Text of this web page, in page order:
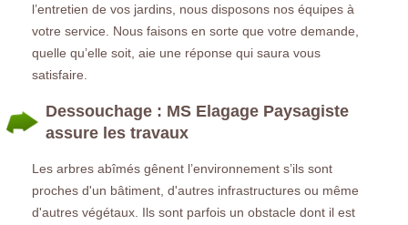
l’entretien de vos jardins, nous disposons nos équipes à
votre service. Nous faisons en sorte que votre demande,
quelle qu’elle soit, aie une réponse qui saura vous
satisfaire.
Dessouchage : MS Elagage Paysagiste
assure les travaux
Les arbres abîmés gênent l’environnement s’ils sont
proches d'un bâtiment, d'autres infrastructures ou même
d'autres végétaux. Ils sont parfois un obstacle dont il est